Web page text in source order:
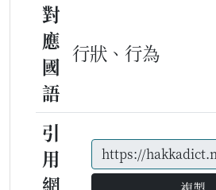
對
應
國
語
行狀、行為
引
用
網